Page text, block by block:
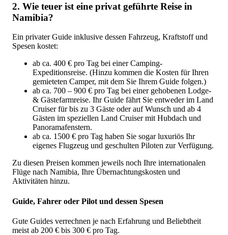
2. Wie teuer ist eine privat geführte Reise in
Namibia?
Ein privater Guide inklusive dessen Fahrzeug, Kraftstoff und
Spesen kostet:
ab ca. 400 € pro Tag bei einer Camping-
Expeditionsreise. (Hinzu kommen die Kosten für Ihren
gemieteten Camper, mit dem Sie Ihrem Guide folgen.)
ab ca. 700 – 900 € pro Tag bei einer gehobenen Lodge-
& Gästefarmreise. Ihr Guide fährt Sie entweder im Land
Cruiser für bis zu 3 Gäste oder auf Wunsch und ab 4
Gästen im speziellen Land Cruiser mit Hubdach und
Panoramafenstern.
ab ca. 1500 € pro Tag haben Sie sogar luxuriös Ihr
eigenes Flugzeug und geschulten Piloten zur Verfügung.
Zu diesen Preisen kommen jeweils noch Ihre internationalen
Flüge nach Namibia, Ihre Übernachtungskosten und
Aktivitäten hinzu.
Guide, Fahrer oder Pilot und dessen Spesen
Gute Guides verrechnen je nach Erfahrung und Beliebtheit
meist ab 200 € bis 300 € pro Tag.